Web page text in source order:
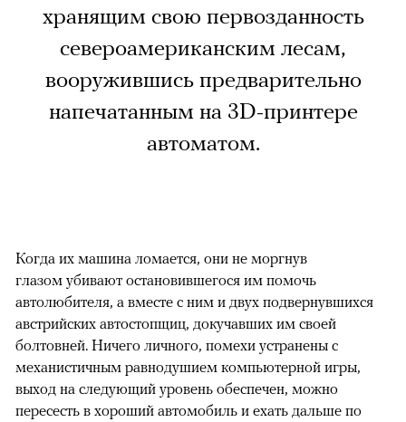
хранящим свою первозданность
североамериканским лесам,
вооружившись предварительно
напечатанным на 3D-принтере
автоматом.
Когда их машина ломается, они не моргнув
глазом убивают остановившегося им помочь
автолюбителя, а вместе с ним и двух подвернувшихся
австрийских автостопщиц, докучавших им своей
болтовней. Ничего личного, помехи устранены с
механистичным равнодушием компьютерной игры,
выход на следующий уровень обеспечен, можно
пересесть в хороший автомобиль и ехать дальше по